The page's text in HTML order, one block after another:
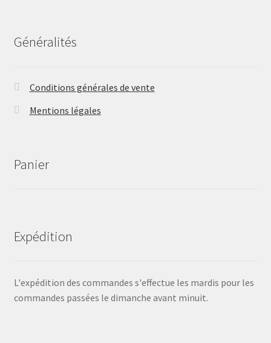
Généralités
Conditions générales de vente
Mentions légales
Panier
Expédition
L'expédition des commandes s'effectue les mardis pour les
commandes passées le dimanche avant minuit.